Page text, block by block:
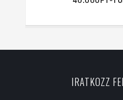
IRATKOZZ